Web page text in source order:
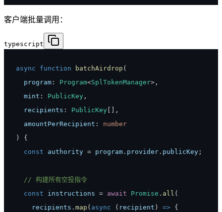
客户端批量调用：
typescript
async function batchAirdrop (
  program
: Program<SplTokenManager> ,
  mint
: PublicKey ,
  recipients
: PublicKey
,
  amountPerRecipient
:
number
)
{
const authority = program . provider . publicKey ;
// 构建所有空投指令
const instructions = await Promise . all (
    recipients
. map ( async ( recipient ) => {